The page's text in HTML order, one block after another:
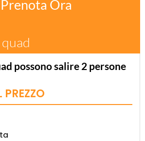
Prenota Ora
possono salire 2 persone